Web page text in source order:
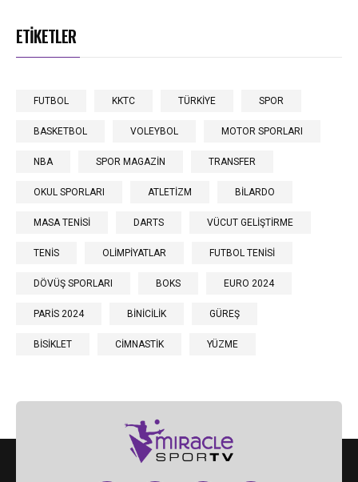
ETİKETLER
FUTBOL KKTC TÜRKİYE SPOR
BASKETBOL VOLEYBOL MOTOR SPORLARI
NBA SPOR MAGAZİN TRANSFER
OKUL SPORLARI ATLETİZM BİLARDO
MASA TENİSİ DARTS VÜCUT GELİŞTİRME
TENİS OLİMPİYATLAR FUTBOL TENİSİ
DÖVÜŞ SPORLARI BOKS EURO 2024
PARİS 2024 BİNİCİLİK GÜREŞ
BİSİKLET CİMNASTİK YÜZME